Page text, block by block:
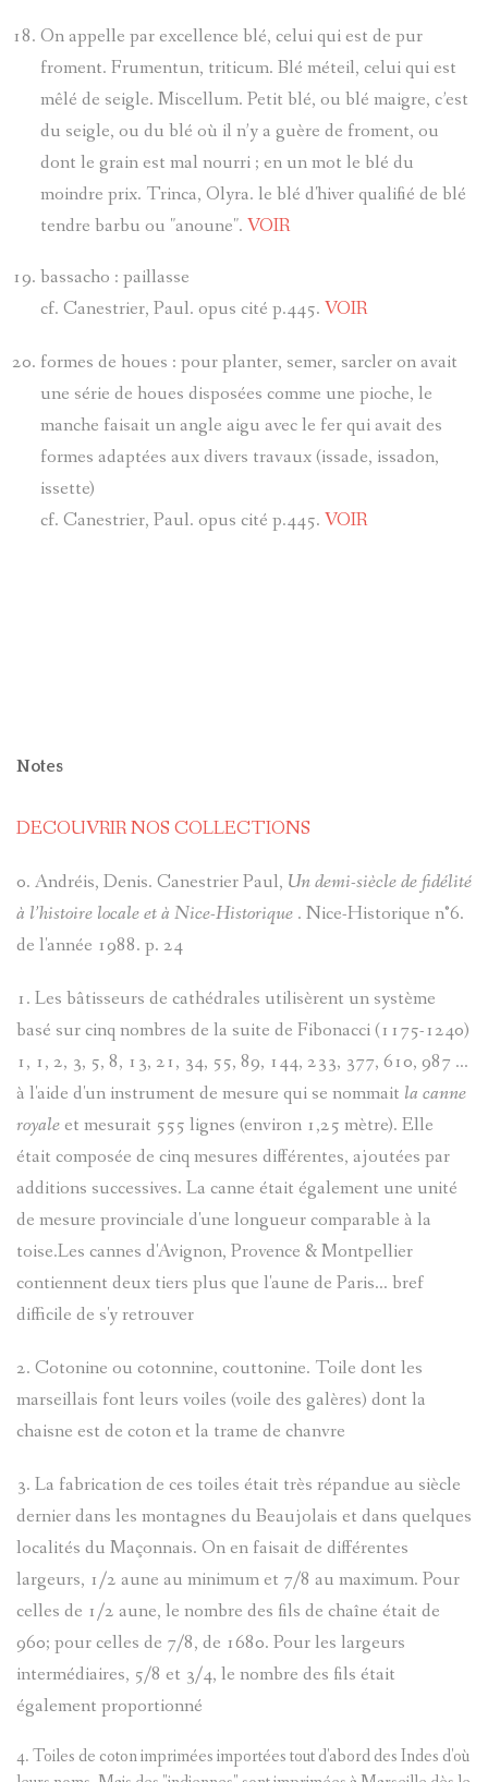
On appelle par excellence blé, celui qui est de pur
froment. Frumentun, triticum. Blé méteil, celui qui est
mêlé de seigle. Miscellum. Petit blé, ou blé maigre, c’est
du seigle, ou du blé où il n’y a guère de froment, ou
dont le grain est mal nourri ; en un mot le blé du
moindre prix. Trinca, Olyra. le blé d'hiver qualifié de blé
tendre barbu ou "anoune".VOIR
bassacho : paillasse
cf. Canestrier, Paul. opus cité p.445.VOIR
formes de houes : pour planter, semer, sarcler on avait
une série de houes disposées comme une pioche, le
manche faisait un angle aigu avec le fer qui avait des
formes adaptées aux divers travaux (issade, issadon,
issette)
cf. Canestrier, Paul. opus cité p.445.VOIR
Notes
DECOUVRIR NOS COLLECTIONS
0. Andréis, Denis. Canestrier Paul, Un demi-siècle de fidélité
à l’histoire locale et à Nice-Historique . Nice-Historique n°6.
de l'année 1988. p. 24
1. Les bâtisseurs de cathédrales utilisèrent un système
basé sur cinq nombres de la suite de Fibonacci (1175-1240)
1, 1, 2, 3, 5, 8, 13, 21, 34, 55, 89, 144, 233, 377, 610, 987 ...
à l'aide d'un instrument de mesure qui se nommait la canne
royaleet mesurait 555 lignes (environ 1,25 mètre). Elle
était composée de cinq mesures différentes, ajoutées par
additions successives. La canne était également une unité
de mesure provinciale d'une longueur comparable à la
toise.Les cannes d'Avignon, Provence & Montpellier
contiennent deux tiers plus que l'aune de Paris... bref
difficile de s'y retrouver
2. Cotonine ou cotonnine, couttonine. Toile dont les
marseillais font leurs voiles (voile des galères) dont la
chaisne est de coton et la trame de chanvre
3. La fabrication de ces toiles était très répandue au siècle
dernier dans les montagnes du Beaujolais et dans quelques
localités du Maçonnais. On en faisait de différentes
largeurs, 1/2 aune au minimum et 7/8 au maximum. Pour
celles de 1/2 aune, le nombre des fils de chaîne était de
960; pour celles de 7/8, de 1680. Pour les largeurs
intermédiaires, 5/8 et 3/4, le nombre des fils était
également proportionné
4. Toiles de coton imprimées importées tout d'abord des Indes d'où